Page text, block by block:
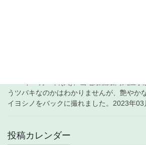
2023年11月28日(火)、当地最低最高気温
うツバキなのかはわかりませんが、艶やか
イヨシノをバックに撮れました。2023年03
投稿カレンダー